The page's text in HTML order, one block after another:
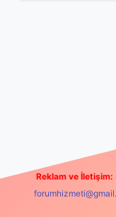
Reklam ve İletişim: